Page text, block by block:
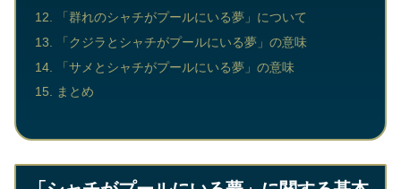
「群れのシャチがプールにいる夢」について
「クジラとシャチがプールにいる夢」の意味
「サメとシャチがプールにいる夢」の意味
まとめ